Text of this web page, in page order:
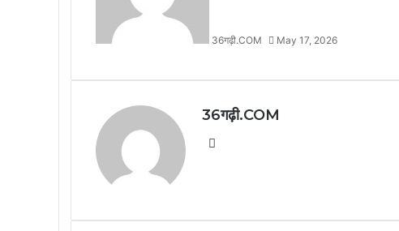
36गढ़ी.COM May 17, 2026
36गढ़ी.COM